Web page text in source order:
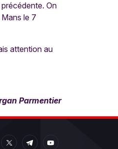
On
le 7
attention au
Parmentier